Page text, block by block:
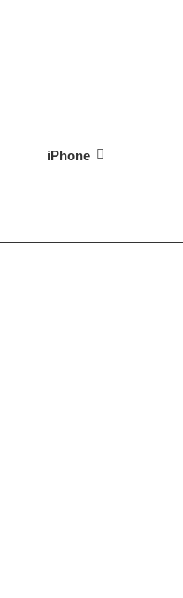
iPhone